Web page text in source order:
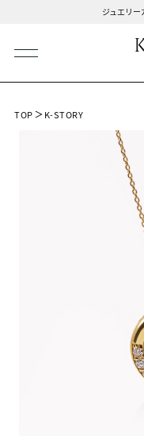
ジュエリ
TOP K-STORY